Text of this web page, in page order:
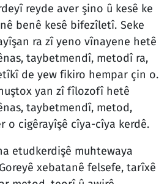
reyde aver şino û kesê ke
benê kesê bifezîletî. Seke
ra zî yeno vînayene hetê
taybetmendî, metodî ra,
de yew fikiro hempar çin o.
yan zî fîlozofî hetê
taybetmendî, metod,
o cigêrayîşê cîya-cîya kerdê.
etudkerdişê muhtewaya
xebatanê felsefe, tarîxê